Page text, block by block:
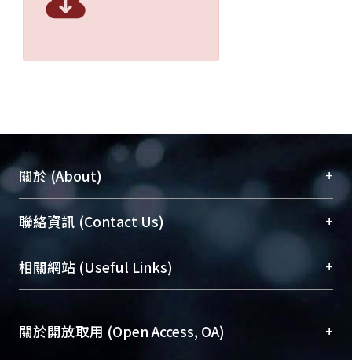
關於 (About) +
臺大位居世界頂尖大學之列，為永久珍藏及向國際
展現本校豐碩的研究成果及學術能量，圖書館整合
機構典藏（NTUR）與學術庫（AH）不同功能平
台，成為臺大學術典藏NTU scholars。期能整合研
成果。
To permanently archive and promote researcher
聯絡資訊 (Contact Us) +
總館學科館員(Main Library)
醫學圖書館學科館員(Medical Library)
Sciences Library)
相關網站 (Useful Links) +
關於開放取用 (Open Access, OA) +